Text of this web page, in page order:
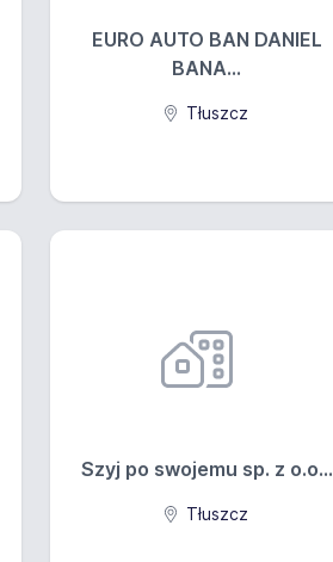
EURO AUTO BAN DANIEL
BANA...
Tłuszcz
Szyj po swojemu sp. z o.o...
Tłuszcz